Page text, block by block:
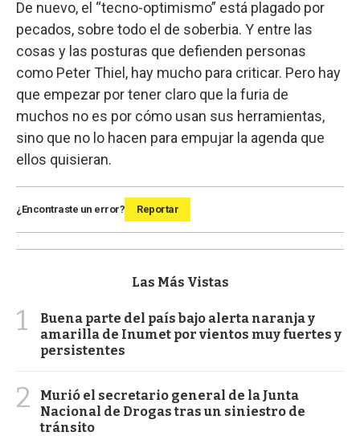
De nuevo, el “tecno-optimismo” está plagado por
pecados, sobre todo el de soberbia. Y entre las
cosas y las posturas que defienden personas
como Peter Thiel, hay mucho para criticar. Pero hay
que empezar por tener claro que la furia de
muchos no es por cómo usan sus herramientas,
sino que no lo hacen para empujar la agenda que
ellos quisieran.
¿Encontraste un error? Reportar
Las Más Vistas
1
Buena parte del país bajo alerta naranja y
amarilla de Inumet por vientos muy fuertes y
persistentes
2
Murió el secretario general de la Junta
Nacional de Drogas tras un siniestro de
tránsito